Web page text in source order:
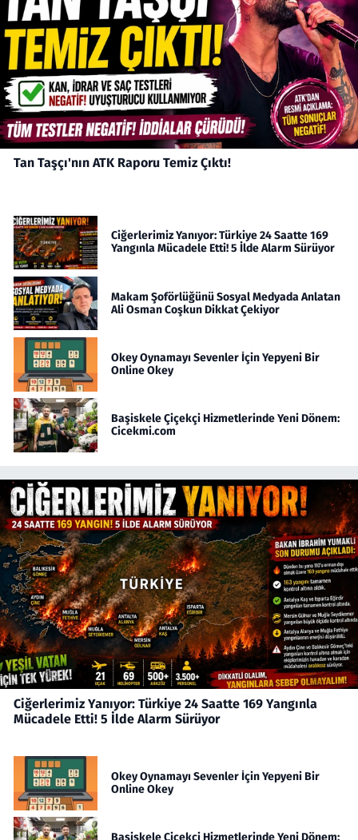
Tan Taşçı'nın ATK Raporu Temiz Çıktı!
Ciğerlerimiz Yanıyor: Türkiye 24 Saatte 169
Yangınla Mücadele Etti! 5 İlde Alarm Sürüyor
Makam Şoförlüğünü Sosyal Medyada Anlatan
Ali Osman Coşkun Dikkat Çekiyor
Okey Oynamayı Sevenler İçin Yepyeni Bir
Online Okey
Başiskele Çiçekçi Hizmetlerinde Yeni Dönem:
Cicekmi.com
Ciğerlerimiz Yanıyor: Türkiye 24 Saatte 169 Yangınla
Mücadele Etti! 5 İlde Alarm Sürüyor
Okey Oynamayı Sevenler İçin Yepyeni Bir
Online Okey